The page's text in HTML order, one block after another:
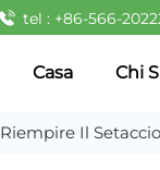
tel : +86-566-
Casa Chi
Riempire Il